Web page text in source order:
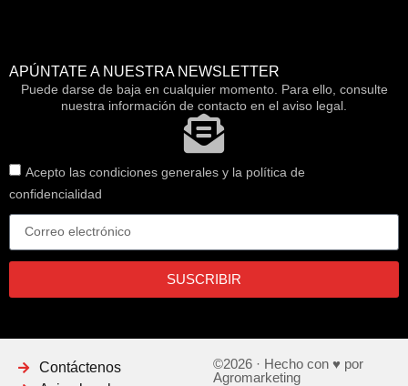
APÚNTATE A NUESTRA NEWSLETTER
Puede darse de baja en cualquier momento. Para ello, consulte
nuestra información de contacto en el aviso legal.
Acepto las condiciones generales y la política de
confidencialidad
SUSCRIBIR
Contáctenos
©2026 · Hecho con ♥ por
Agromarketing